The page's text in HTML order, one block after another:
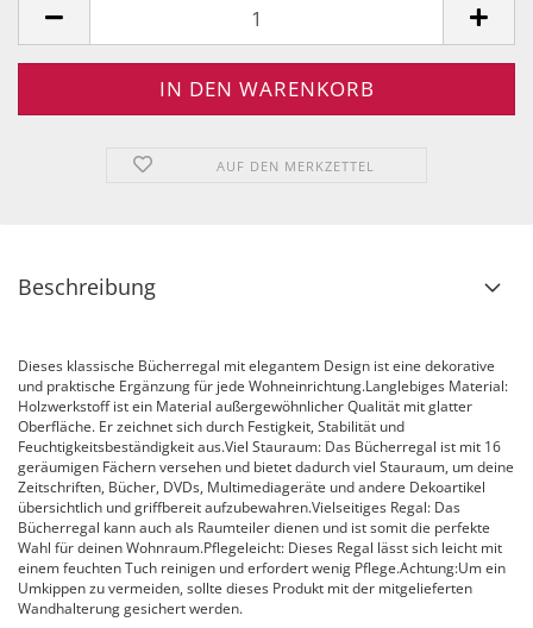
AUF DEN MERKZETTEL
Beschreibung
Dieses klassische Bücherregal mit elegantem Design ist eine dekorative
und praktische Ergänzung für jede Wohneinrichtung.Langlebiges Material:
Holzwerkstoff ist ein Material außergewöhnlicher Qualität mit glatter
Oberfläche. Er zeichnet sich durch Festigkeit, Stabilität und
Feuchtigkeitsbeständigkeit aus.Viel Stauraum: Das Bücherregal ist mit 16
geräumigen Fächern versehen und bietet dadurch viel Stauraum, um deine
Zeitschriften, Bücher, DVDs, Multimediageräte und andere Dekoartikel
übersichtlich und griffbereit aufzubewahren.Vielseitiges Regal: Das
Bücherregal kann auch als Raumteiler dienen und ist somit die perfekte
Wahl für deinen Wohnraum.Pflegeleicht: Dieses Regal lässt sich leicht mit
einem feuchten Tuch reinigen und erfordert wenig Pflege.Achtung:Um ein
Umkippen zu vermeiden, sollte dieses Produkt mit der mitgelieferten
Wandhalterung gesichert werden.